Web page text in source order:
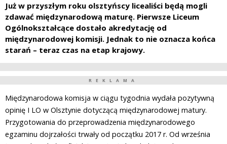
Już w przyszłym roku olsztyńscy licealiści będą mogli
zdawać międzynarodową maturę. Pierwsze Liceum
Ogólnokształcące dostało akredytację od
międzynarodowej komisji. Jednak to nie oznacza końca
starań – teraz czas na etap krajowy.
REKLAMA
Międzynarodowa komisja w ciągu tygodnia wydała pozytywną
opinię I LO w Olsztynie dotyczącą międzynarodowej matury.
Przygotowania do przeprowadzenia międzynarodowego
egzaminu dojrzałości trwały od początku 2017 r. Od września